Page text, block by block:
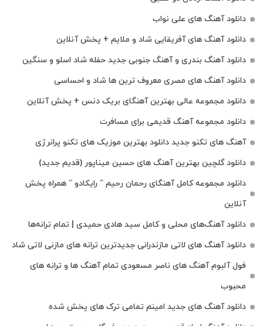
دانلود آهنگ های علی نواب
دانلود آهنگ های آفریقایی شاد و ملایم + پخش آنلاین
دانلود آهنگ بندری و آهنگ جنوبی جدید حفله شاد اسلو و سنگین
دانلود آهنگ های مصری معروف ترین ها شاد و احساسی
دانلود مجموعه عالی بهترین آهنگای بریک دنس + پخش آنلاین
دانلود مجموعه آهنگ قدیمی برای مسافرت
آهنگ های تکنو جدید دانلود بهترین موزیک های تکنو پرانرژی
دانلود گلچین بهترین آهنگ های حسین میناپور (قدیم جدید)
دانلود مجموعه کامل آهنگای رحمان رحیم ” رایکادو ” همراه پخش
آنلاین
دانلود آهنگ‌های محلی و کامل سید هادی حمیدی | تمام ترانه‌ها
دانلود آهنگ‌ های لاتی مازندرانی جدیدترین ترانه های مازنی لاتی شاد
فول آلبوم آهنگ‌ های ناصر مسعودی تمام آهنگ‌ ها و ترانه‌ های
محبوب
دانلود آهنگ های جدید امینم تمامی ترک های پخش شده